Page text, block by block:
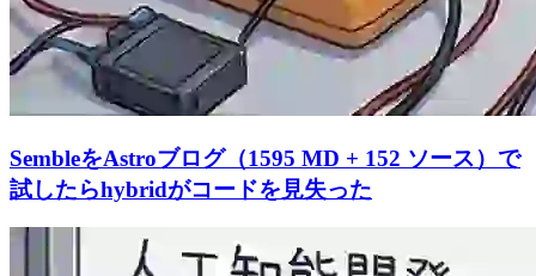
SembleをAstroブログ（1595 MD + 152 ソース）で
試したらhybridがコードを見失った